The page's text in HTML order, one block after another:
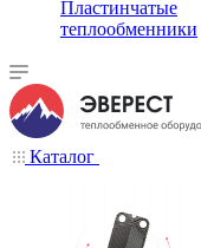
Пластинчатые
теплообменники
Каталог